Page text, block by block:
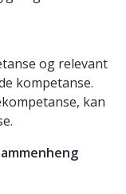
og relevant
kompetanse.
kan